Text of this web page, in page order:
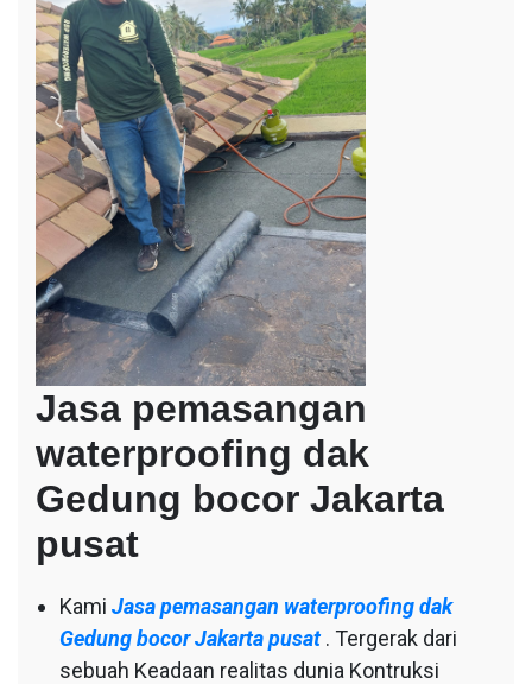
Jasa pemasangan
waterproofing dak
Gedung bocor Jakarta
pusat
Kami Jasa pemasangan waterproofing dak
Gedung bocor Jakarta pusat. Tergerak dari
sebuah Keadaan realitas dunia Kontruksi